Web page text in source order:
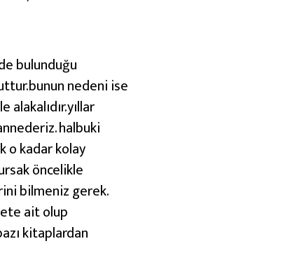
bulunduğu
nedeni ise
halbuki
o kadar kolay
öncelikle
bilmeniz gerek.
ait olup
kitaplardan